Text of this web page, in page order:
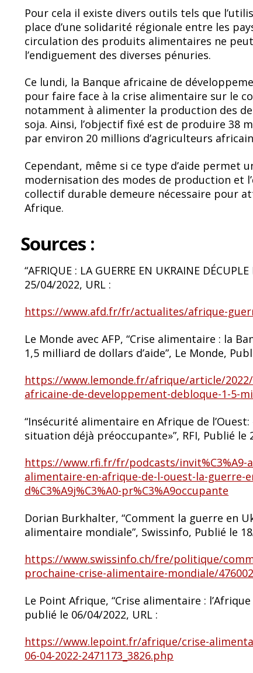
Pour cela il existe divers outils tels que
place d’une solidarité régionale entre les
circulation des produits alimentaires ne
l’endiguement des diverses pénuries.
Ce lundi, la Banque africaine de
pour faire face à la crise alimentaire sur le
notamment à alimenter la production des
soja. Ainsi, l’objectif fixé est de produire 38
par environ 20 millions d’agriculteurs
Cependant, même si ce type d’aide permet
modernisation des modes de production et
collectif durable demeure nécessaire pour
Afrique.
Sources :
“AFRIQUE : LA GUERRE EN UKRAINE
25/04/2022, URL :
https://www.afd.fr/fr/actualites/afrique-
Le Monde avec AFP, “Crise alimentaire : la
1,5 milliard de dollars d’aide”, Le Monde,
https://www.lemonde.fr/afrique/article/
africaine-de-developpement-debloque-1-5-
“Insécurité alimentaire en Afrique de
situation déjà préoccupante»”, RFI, Publié le
https://www.rfi.fr/fr/podcasts/invit%C3%A9-
alimentaire-en-afrique-de-l-ouest-la-guerre-
d%C3%A9j%C3%A0-pr%C3%A9occupante
Dorian Burkhalter, “Comment la guerre en
alimentaire mondiale”, Swissinfo, Publié le
https://www.swissinfo.ch/fre/politique/
prochaine-crise-alimentaire-mondiale/
Le Point Afrique, “Crise alimentaire :
publié le 06/04/2022, URL :
https://www.lepoint.fr/afrique/crise-
06-04-2022-2471173_3826.php